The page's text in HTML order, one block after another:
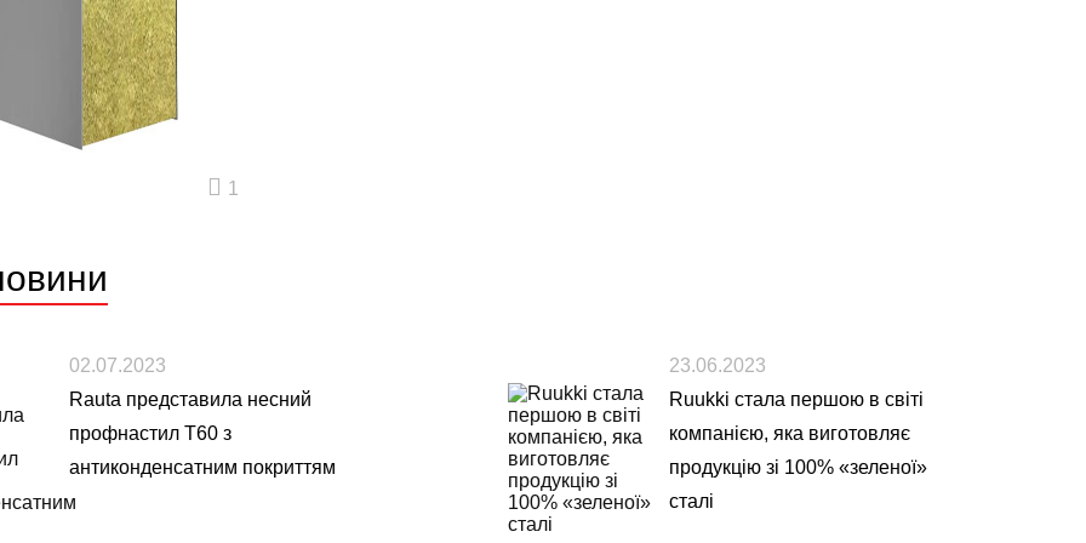
1
02.07.2023
Rauta представила несний
профнастил Т60 з
антиконденсатним покриттям
23.06.2023
Ruukki стала першою в світі
компанією, яка виготовляє
продукцію зі 100% «зеленої»
сталі